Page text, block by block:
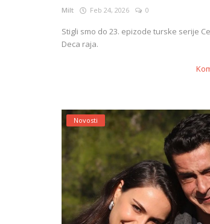
Milt Feb 24, 2026 0
Stigli smo do 23. epizode turske serije
Deca raja.
Novosti